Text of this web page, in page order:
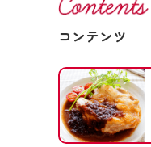
コンテンツ